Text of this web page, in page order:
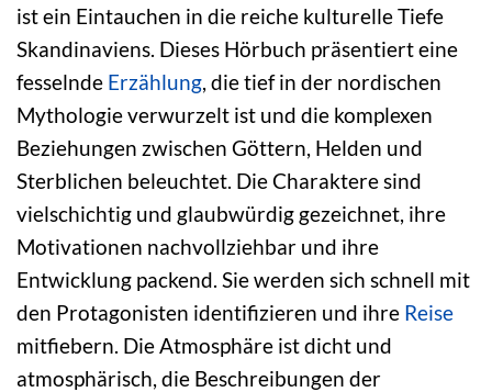
ist ein Eintauchen in die reiche kulturelle Tiefe
Skandinaviens. Dieses Hörbuch präsentiert eine
fesselnde Erzählung , die tief in der nordischen
Mythologie verwurzelt ist und die komplexen
Beziehungen zwischen Göttern, Helden und
Sterblichen beleuchtet. Die Charaktere sind
vielschichtig und glaubwürdig gezeichnet, ihre
Motivationen nachvollziehbar und ihre
Entwicklung packend. Sie werden sich schnell mit
den Protagonisten identifizieren und ihre Reise
mitfiebern. Die Atmosphäre ist dicht und
atmosphärisch, die Beschreibungen der